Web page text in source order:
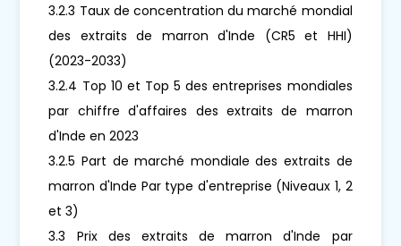
3.2.3 Taux de concentration du marché mondial
des extraits de marron d'Inde (CR5 et HHI)
(2023-2033)
3.2.4 Top 10 et Top 5 des entreprises mondiales
par chiffre d'affaires des extraits de marron
d'Inde en 2023
3.2.5 Part de marché mondiale des extraits de
marron d'Inde Par type d'entreprise (Niveaux 1, 2
et 3)
3.3 Prix des extraits de marron d'Inde par